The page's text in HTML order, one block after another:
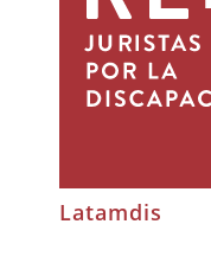
Latamdis